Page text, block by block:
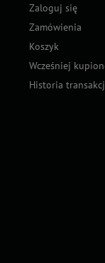
Zaloguj się
Zamówienia
Koszyk
Wcześniej
Historia